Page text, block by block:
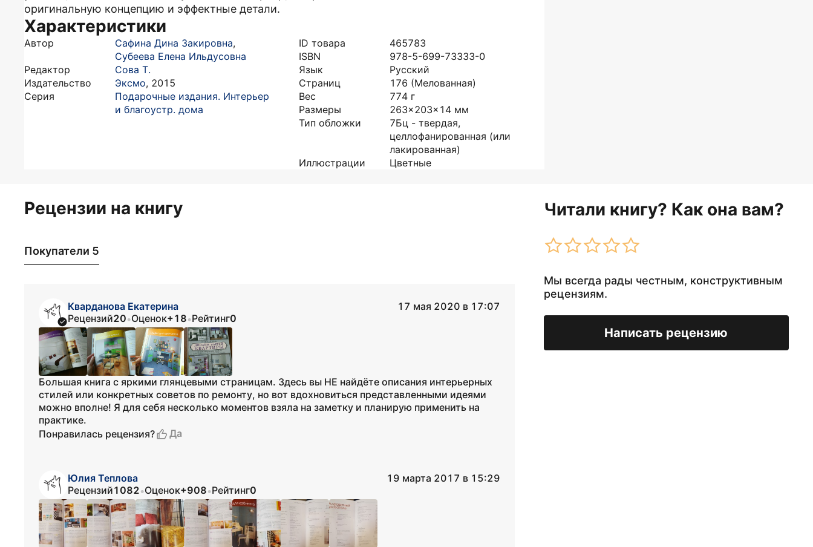
оригинальную концепцию и эффектные детали.
Характеристики
Автор Сафина Дина Закировна,
Субеева Елена Ильдусовна
Редактор
Сова Т.
Издательство
Эксмо, 2015
Серия
Подарочные издания. Интерьер
и благоустр. дома
ID товара
465783
ISBN
978-5-699-73333-0
Язык
Русский
Страниц
176 (Мелованная)
Вес
774 г
Размеры
263x203x14 мм
Тип обложки
7Бц - твердая,
целлофанированная (или
лакированная)
Иллюстрации
Цветные
Рецензии на книгу Читали книгу? Как она вам?
Мы всегда рады честным, конструктивным
рецензиям.
Написать рецензию
Покупатели 5
Кварданова Екатерина
17 мая 2020 в 17:07
Рецензий20•Оценок+18•Рейтинг0
Большая книга с яркими глянцевыми страницам. Здесь вы НЕ найдёте описания интерьерных
стилей или конкретных советов по ремонту, но вот вдохновиться представленными идеями
можно вполне! Я для себя несколько моментов взяла на заметку и планирую применить на
практике.
Понравилась рецензия?
Да
Юлия Теплова
19 марта 2017 в 15:29
Рецензий1082•Оценок+908•Рейтинг0